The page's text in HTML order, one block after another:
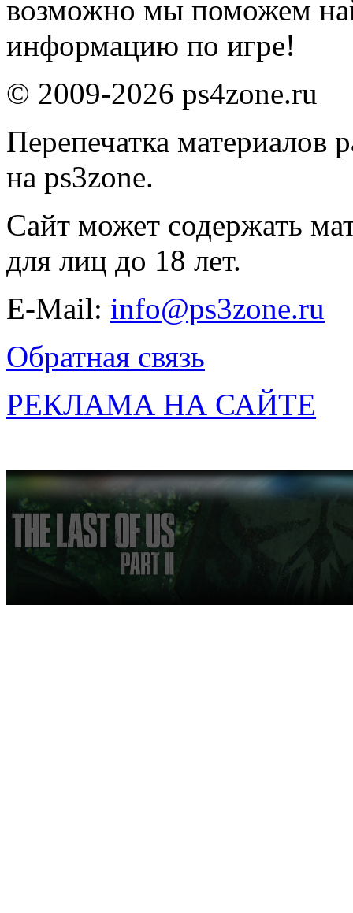
возможно мы поможем
информацию по игре!
© 2009-2026 ps4zone.ru
Перепечатка материалов
на ps3zone.
Сайт может содержать
для лиц до 18 лет.
E-Mail: info@ps3zone.ru
Обратная связь
РЕКЛАМА НА САЙТЕ